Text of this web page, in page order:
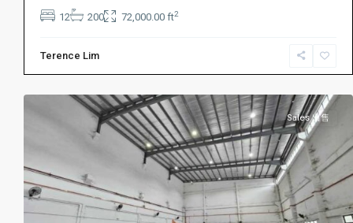
12 200 72,000.00 ft2
Terence Lim
林
山
林
Sales 出售